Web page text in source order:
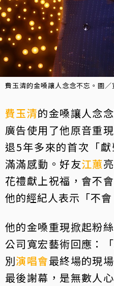
費玉清的金嗓讓人念念不忘。圖／
費玉清的金嗓讓人念
廣告使用了他原音重
退5年多來的首次「
滿滿感動。好友江蕙
花禮獻上祝福，會不
他的經紀人表示「不會
他的金嗓重現掀起粉
公司寬宏藝術回應：
別演唱會最終場的現
最後謝幕，是無數人